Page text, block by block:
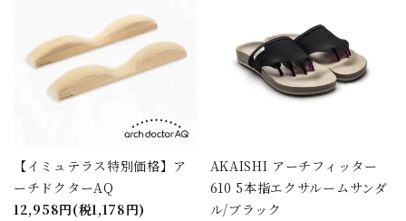
【イミュテラス特別価格】ア
ーチドクターAQ
12,958円(税1,178円)
AKAISHI アーチフィッター
610 5本指エクサルームサンダ
ル/ブラック